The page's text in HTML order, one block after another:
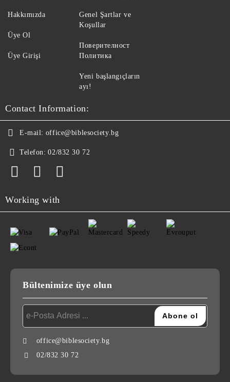
Hakkımızda
Üye Ol
Üye Girişi
Genel Şartlar ve
Koşullar
Поверителност
Политика
Yeni başlangıçların
ayı!
Contact Information:
E-mail: office@biblesociety.bg
Telefon: 02/832 30 72
Working with
Bültenimize üye olun
office@biblesociety.bg
02/832 30 72